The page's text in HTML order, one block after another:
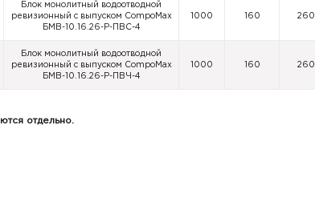
Блок монолитный водоотводной
ревизионный с выпуском CompoMax
БМВ-10.16.26-Р-ПВС-4
1000 160 260
Блок монолитный водоотводной
ревизионный с выпуском CompoMax
БМВ-10.16.26-Р-ПВЧ-4
1000 160 260
отдельно.